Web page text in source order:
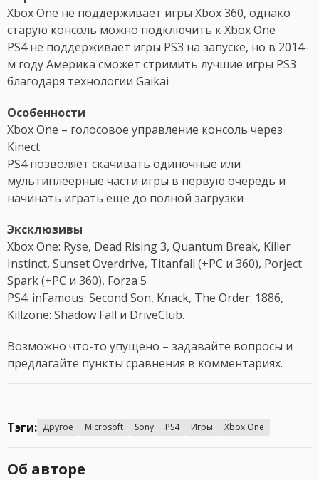
Xbox One не поддерживает игры Xbox 360, однако
старую консоль можно подключить к Xbox One
PS4 не поддерживает игры PS3 на запуске, но в 2014-
м году Америка сможет стримить лучшие игры PS3
благодаря технологии Gaikai
Особенности
Xbox One – голосовое управление консоль через
Kinect
PS4 позволяет скачивать одиночные или
мультиплеерные части игры в первую очередь и
начинать играть еще до полной загрузки
Эксклюзивы
Xbox One: Ryse, Dead Rising 3, Quantum Break, Killer
Instinct, Sunset Overdrive, Titanfall (+PC и 360), Porject
Spark (+PC и 360), Forza 5
PS4: inFamous: Second Son, Knack, The Order: 1886,
Killzone: Shadow Fall и DriveClub.
Возможно что-то упущено – задавайте вопросы и
предлагайте пункты сравнения в комментариях.
Тэги: Другое Microsoft Sony PS4 Игры Xbox One
Об авторе